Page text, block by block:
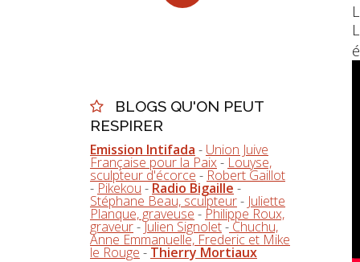
BLOGS QU'ON PEUT
RESPIRER
Emission Intifada - Union Juive
Française pour la Paix- Louyse,
sculpteur d'écorce - Robert Gaillot
- Pikekou - Radio Bigaille -
Stéphane Beau, sculpteur- Juliette
Planque, graveuse - Philippe Roux,
graveur-Julien Signolet- Chuchu,
Anne Emmanuelle, Frederic et Mike
le Rouge - Thierry Mortiaux